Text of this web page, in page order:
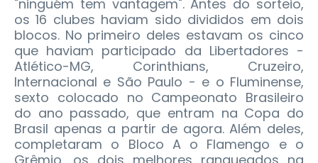
"ninguém tem vantagem". Antes do sorteio,
os 16 clubes haviam sido divididos em dois
blocos. No primeiro deles estavam os cinco
que haviam participado da Libertadores -
Atlético-MG, Corinthians, Cruzeiro,
Internacional e São Paulo - e o Fluminense,
sexto colocado no Campeonato Brasileiro
do ano passado, que entram na Copa do
Brasil apenas a partir de agora. Além deles,
completaram o Bloco A o Flamengo e o